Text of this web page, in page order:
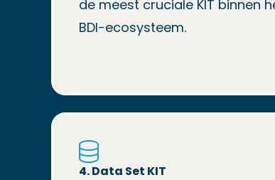
de meest cruciale KIT binnen
BDI-ecosysteem.
4. Data Set KIT